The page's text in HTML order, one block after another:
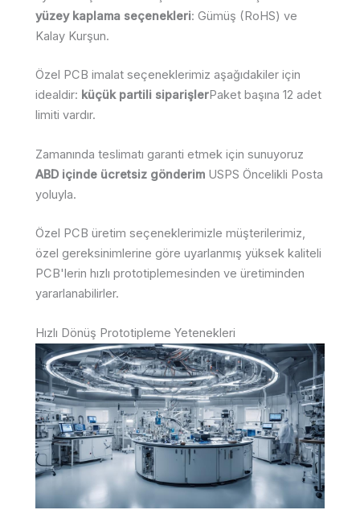
yüzey kaplama seçenekleri: Gümüş (RoHS) ve
Kalay Kurşun.
Özel PCB imalat seçeneklerimiz aşağıdakiler için
idealdir: küçük partili siparişlerPaket başına 12 adet
limiti vardır.
Zamanında teslimatı garanti etmek için sunuyoruz
ABD içinde ücretsiz gönderim USPS Öncelikli Posta
yoluyla.
Özel PCB üretim seçeneklerimizle müşterilerimiz,
özel gereksinimlerine göre uyarlanmış yüksek kaliteli
PCB'lerin hızlı prototiplemesinden ve üretiminden
yararlanabilirler.
Hızlı Dönüş Prototipleme Yetenekleri